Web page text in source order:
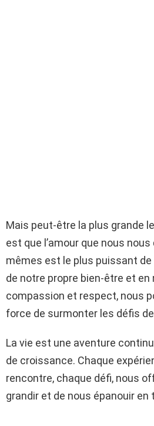
Mais peut-être la plus grande
est que l’amour que nous
mêmes est le plus puissant
de notre propre bien-être et
compassion et respect, nous
force de surmonter les défis
La vie est une aventure
de croissance. Chaque
rencontre, chaque défi, nous
grandir et de nous épanouir en